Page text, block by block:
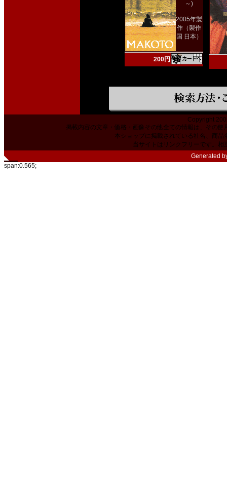
～)
2005年製
作（製作
国 日本）
200円
Copyright
掲載内容の文章・価格・画像その他全ての情報は、その
本ショップに掲載されている社名、商
当サイトはリンクフリーです。相
Generated
span:0.565;